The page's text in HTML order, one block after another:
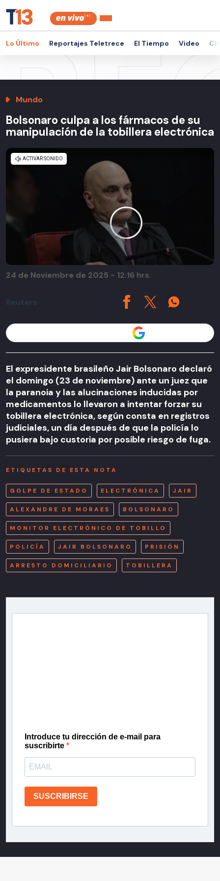
Lo Último Reportajes Teletrece El Tiempo Video
Mundo
Bolsonaro culpa a los fármacos de su
manipulación de la tobillera electrónica
Reuters
24 de Noviembre de 2025 - 12:16 hrs.
El expresidente brasileño Jair Bolsonaro declaró
el domingo (23 de noviembre) ante un juez que
la paranoia y las alucinaciones inducidas por
medicamentos lo llevaron a intentar forzar su
tobillera electrónica, según consta en registros
judiciales, un día después de que la policía lo
pusiera bajo custoria por posible riesgo de fuga.
ETIQUETAS DE ESTA NOTA
GOLPE DE ESTADO ELECTRÓNICA JAIR
ALEXANDRE DE MORAES BOLSONARO
MONITOR ELECTRÓNICO DE TOBILLO
POLICÍA JAIR BOLSONARO PRISIÓN
ARRESTO DOMICILIARIO TOBILLERA
Introduce tu dirección de e-mail para
suscribirte
SUSCRIBIRSE